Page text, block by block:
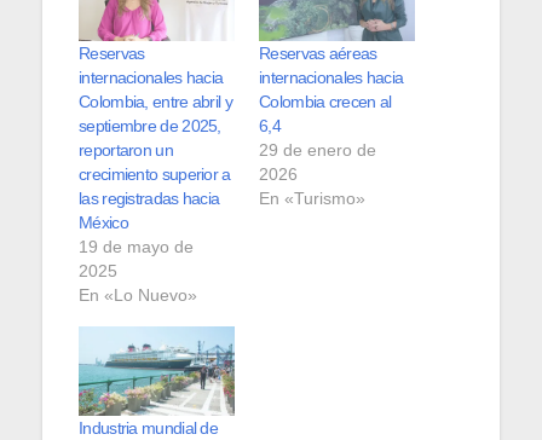
Reservas
internacionales hacia
Colombia, entre abril y
septiembre de 2025,
reportaron un
crecimiento superior a
las registradas hacia
México
19 de mayo de
2025
En «Lo Nuevo»
Reservas aéreas
internacionales hacia
Colombia crecen al
6,4
29 de enero de
2026
En «Turismo»
Industria mundial de